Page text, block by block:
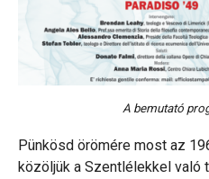
A bemutató
Pünkösd örömére most az
közöljük a Szentlélekkel való